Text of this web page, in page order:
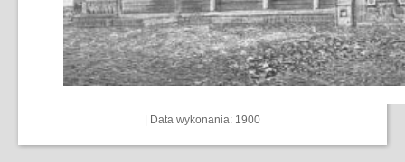
| Data wykonania: 1900